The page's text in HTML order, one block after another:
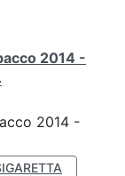
2014 -
2014 -